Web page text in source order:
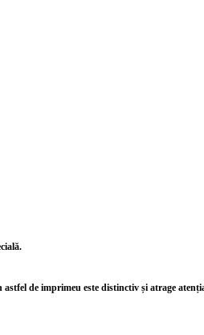
astfel de imprimeu este distinctiv și atrage